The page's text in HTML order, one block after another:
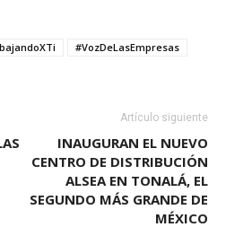
#VozDeLasEmpresas
Artículo siguiente
INAUGURAN EL NUEVO
CENTRO DE DISTRIBUCIÓN
ALSEA EN TONALÁ, EL
SEGUNDO MÁS GRANDE DE
MÉXICO